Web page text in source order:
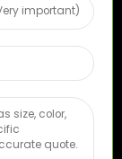
اپنا